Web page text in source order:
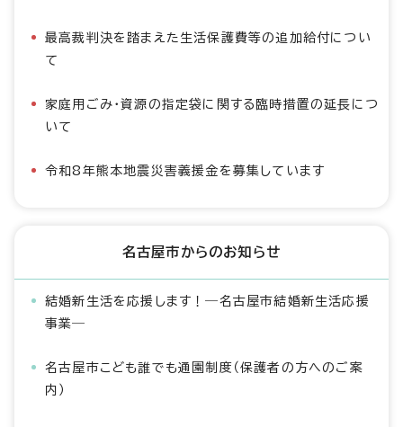
最高裁判決を踏まえた生活保護費等の追加給付につい
て
家庭用ごみ・資源の指定袋に関する臨時措置の延長につ
いて
令和8年熊本地震災害義援金を募集しています
名古屋市からのお知らせ
結婚新生活を応援します！―名古屋市結婚新生活応援
事業―
名古屋市こども誰でも通園制度（保護者の方へのご案
内）